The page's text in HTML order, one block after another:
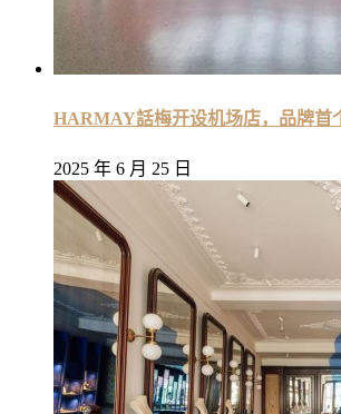
HARMAY話梅开设机场店，品牌首
2025 年 6 月 25 日